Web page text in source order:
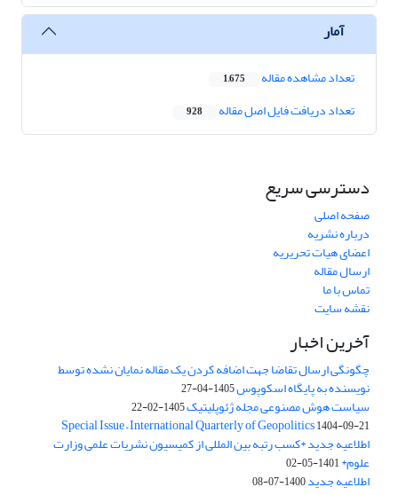
آمار
تعداد مشاهده مقاله 1,675
تعداد دریافت فایل اصل مقاله 928
دسترسی سریع
صفحه اصلی
درباره نشریه
اعضای هیات تحریریه
ارسال مقاله
تماس با ما
نقشه سایت
آخرین اخبار
چگونگی ارسال تقاضا جهت اضافه کردن یک مقاله نمایان نشده توسط
نویسنده به پایگاه اسکوپوس1405-04-27
سیاست هوش مصنوعی مجله ژئوپلیتیک1405-02-22
Special Issue – International Quarterly of Geopolitics1404-09-21
اطلاعیه جدید *کسب رتبه بین المللی از کمیسیون نشریات علمی وزارت
علوم*1401-05-02
اطلاعیه جدید1400-07-08